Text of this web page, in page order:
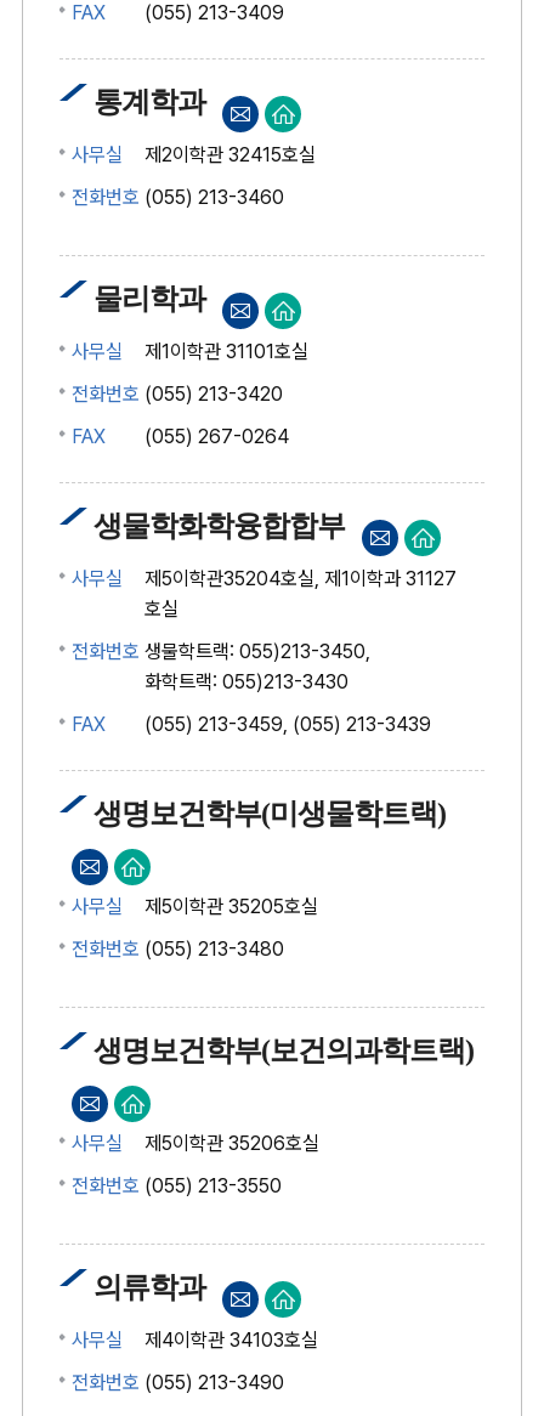
FAX
(055) 213-3409
통계학과
사무실
제2이학관 32415호실
전화번호 (055) 213-3460
물리학과
사무실
제1이학관 31101호실
전화번호 (055) 213-3420
FAX
(055) 267-0264
생물학화학융합합부
사무실
제5이학관35204호실, 제1이학과 31127
호실
전화번호 생물학트랙: 055)213-3450,
화학트랙: 055)213-3430
FAX
(055) 213-3459, (055) 213-3439
생명보건학부(미생물학트랙)
사무실
제5이학관 35205호실
전화번호 (055) 213-3480
생명보건학부(보건의과학트랙)
사무실
제5이학관 35206호실
전화번호 (055) 213-3550
의류학과
사무실
제4이학관 34103호실
전화번호 (055) 213-3490